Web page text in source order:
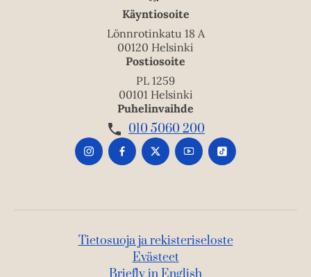
Käyntiosoite
Lönnrotinkatu 18 A
00120 Helsinki
Postiosoite
PL 1259
00101 Helsinki
Puhelinvaihde
010 5060 200
Tietosuoja ja rekisteriseloste
Evästeet